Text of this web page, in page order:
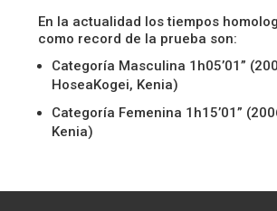
En la actualidad los tiempos
como record de la prueba son:
Categoría Masculina 1h05’01”
HoseaKogei, Kenia)
Categoría Femenina 1h15’01”
Kenia)